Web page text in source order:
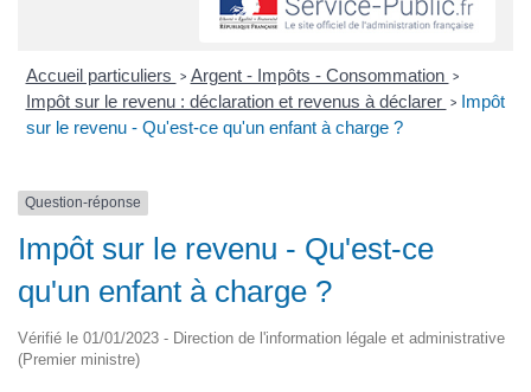
Accueil particuliers > Argent - Impôts - Consommation >
Impôt sur le revenu : déclaration et revenus à déclarer > Impôt
sur le revenu - Qu'est-ce qu'un enfant à charge ?
Question-réponse
Impôt sur le revenu - Qu'est-ce
qu'un enfant à charge ?
Vérifié le 01/01/2023 - Direction de l'information légale et administrative
(Premier ministre)